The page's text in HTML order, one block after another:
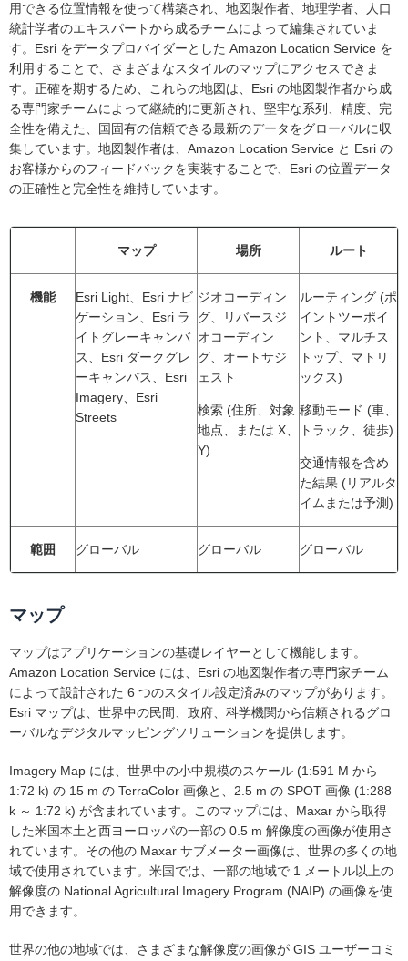
用できる位置情報を使って構築され、地図製作者、地理学者、人口
統計学者のエキスパートから成るチームによって編集されていま
す。Esri をデータプロバイダーとした Amazon Location Service を
利用することで、さまざまなスタイルのマップにアクセスできま
す。正確を期するため、これらの地図は、Esri の地図製作者から成
る専門家チームによって継続的に更新され、堅牢な系列、精度、完
全性を備えた、国固有の信頼できる最新のデータをグローバルに収
集しています。地図製作者は、Amazon Location Service と Esri の
お客様からのフィードバックを実装することで、Esri の位置データ
の正確性と完全性を維持しています。
マップ 場所 ルート
機能
Esri Light、Esri ナビ
ゲーション、Esri ラ
イトグレーキャンバ
ス、Esri ダークグレ
ーキャンバス、Esri
Imagery、Esri
Streets
ジオコーディン
グ、リバースジ
オコーディン
グ、オートサジ
ェスト
検索 (住所、対象
地点、または X、
Y)
ルーティング (ポ
イントツーポイ
ント、マルチス
トップ、マトリ
ックス)
移動モード (車、
トラック、徒歩)
交通情報を含め
た結果 (リアルタ
イムまたは予測)
範囲 グローバル グローバル グローバル
マップ
マップはアプリケーションの基礎レイヤーとして機能します。
Amazon Location Service には、Esri の地図製作者の専門家チーム
によって設計された 6 つのスタイル設定済みのマップがあります。
Esri マップは、世界中の民間、政府、科学機関から信頼されるグロ
ーバルなデジタルマッピングソリューションを提供します。
Imagery Map には、世界中の小中規模のスケール (1:591 M から
1:72 k) の 15 m の TerraColor 画像と、2.5 m の SPOT 画像 (1:288
k ～ 1:72 k) が含まれています。このマップには、Maxar から取得
した米国本土と西ヨーロッパの一部の 0.5 m 解像度の画像が使用さ
れています。その他の Maxar サブメーター画像は、世界の多くの地
域で使用されています。米国では、一部の地域で 1 メートル以上の
解像度の National Agricultural Imagery Program (NAIP) の画像を使
用できます。
世界の他の地域では、さまざまな解像度の画像が GIS ユーザーコミ